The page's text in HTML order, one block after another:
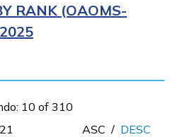
RANK (OAOMS-
10 of 310
21
ASC / DESC